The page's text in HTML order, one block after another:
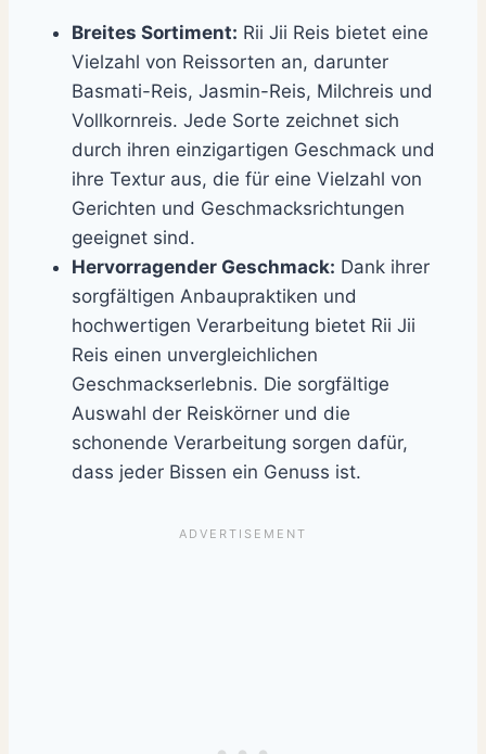
Breites Sortiment: Rii Jii Reis bietet eine
Vielzahl von Reissorten an, darunter
Basmati-Reis, Jasmin-Reis, Milchreis und
Vollkornreis. Jede Sorte zeichnet sich
durch ihren einzigartigen Geschmack und
ihre Textur aus, die für eine Vielzahl von
Gerichten und Geschmacksrichtungen
geeignet sind.
Hervorragender Geschmack: Dank ihrer
sorgfältigen Anbaupraktiken und
hochwertigen Verarbeitung bietet Rii Jii
Reis einen unvergleichlichen
Geschmackserlebnis. Die sorgfältige
Auswahl der Reiskörner und die
schonende Verarbeitung sorgen dafür,
dass jeder Bissen ein Genuss ist.